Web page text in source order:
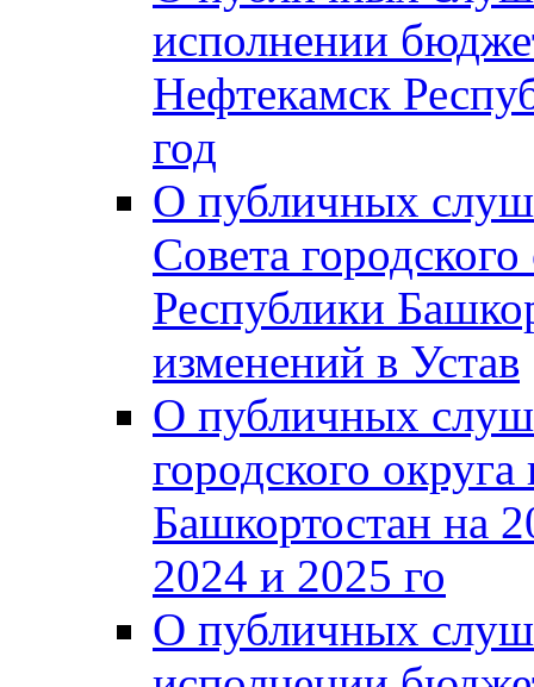
исполнении
Нефтекамск
год
О публичных
Совета
Республики
изменений в Устав
О публичных
городского
Башкортостан на
2024 и 2025 го
О публичных